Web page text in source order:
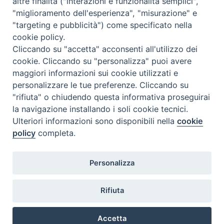
Diocesi
di Como
Diocesi di Como | piazza Grimoldi, 5
Riproduzione solo con permesso.
Iscriviti alla Newsletter
"miglioramento dell'esperienza", "misurazione" e
"targeting e pubblicità") come specificato nella
cookie policy.
Cliccando su "accetta" acconsenti all'utilizzo dei
cookie. Cliccando su "personalizza" puoi avere
maggiori informazioni sui cookie utilizzati e
personalizzare le tue preferenze. Cliccando su
"rifiuta" o chiudendo questa informativa proseguirai
la navigazione installando i soli cookie tecnici.
Ulteriori informazioni sono disponibili nellacookie
policy completa.
Personalizza
Rifiuta
Accetta